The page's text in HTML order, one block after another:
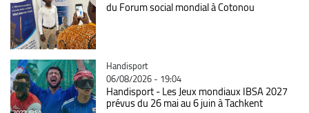
du Forum social mondial à Cotonou
Catégorie
Handisport
06/08/2026 - 19:04
Handisport - Les Jeux mondiaux IBSA 2027
prévus du 26 mai au 6 juin à Tachkent